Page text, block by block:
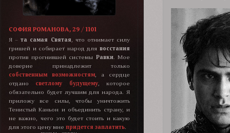
СОФИЯ РОМАНОВА, 29 / 1101
Я –та самая Святая , что отнимает силу
гришей и собирает народ для восстания
против прогнившей системы Равки. Мое
доверие принадлежит только
собственным возможностям , а сердце
отдано светлому будущему, которое
обязательно будет лучшим для народа. Я
приложу все силы, чтобы уничтожить
Тенистый Каньон и объединить страну, и
не важно, чего это будет стоить и какую
для этого цену мне придется заплатить